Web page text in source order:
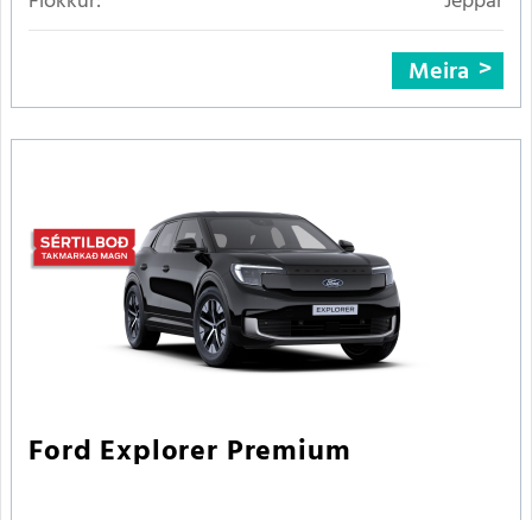
Meira
Ford Explorer Premium